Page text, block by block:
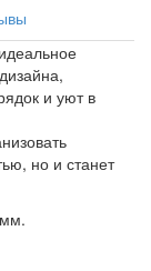
и уют в
но и станет